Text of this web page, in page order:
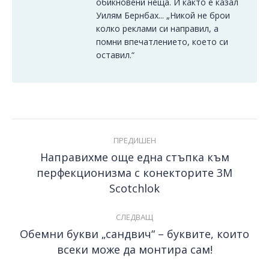
Уилям Бернбах... „Никой не брои
колко реклами си направил, а
помни впечатлението, което си
оставил.“
ПРЕДИШЕН
Previous
post:
Направихме още една стъпка към
перфекционизма с конекторите 3M
Scotchlok
СЛЕДВАЩ
Next
post:
Обемни букви „сандвич“ – буквите, които
всеки може да монтира сам!